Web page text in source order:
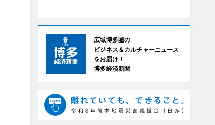
広域博多圏の
ビジネス＆カルチャーニュース
をお届け！
博多経済新聞